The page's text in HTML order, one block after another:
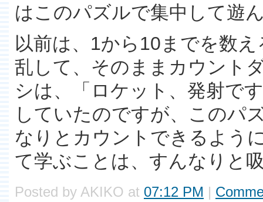
はこのパズルで集中して遊
以前は、1から10までを数
乱して、そのままカウント
シは、「ロケット、発射で
していたのですが、このパ
なりとカウントできるよう
て学ぶことは、すんなりと
Posted by AKIKO at 07:12 PM |